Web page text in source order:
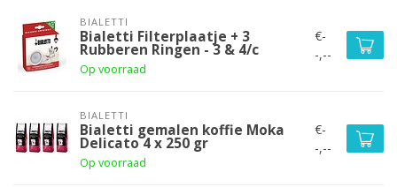
BIALETTI
Bialetti Filterplaatje + 3
Rubberen Ringen - 3 & 4/c
Op voorraad
€-
-,--
BIALETTI
Bialetti gemalen koffie Moka
Delicato 4 x 250 gr
Op voorraad
€-
-,--